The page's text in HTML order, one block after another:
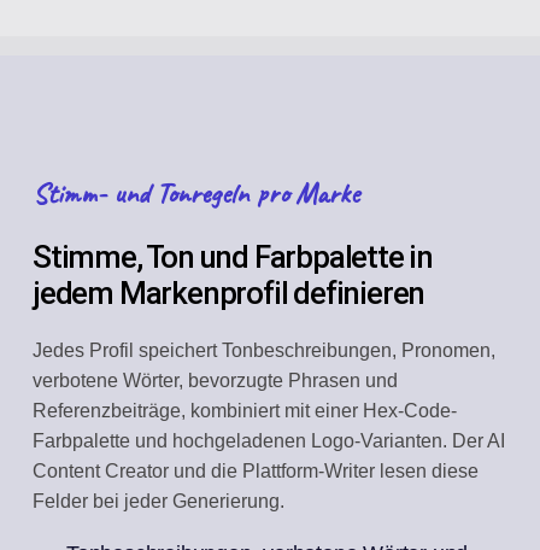
Stimm- und Tonregeln pro Marke
Stimme, Ton und Farbpalette in
jedem Markenprofil definieren
Jedes Profil speichert Tonbeschreibungen, Pronomen,
verbotene Wörter, bevorzugte Phrasen und
Referenzbeiträge, kombiniert mit einer Hex-Code-
Farbpalette und hochgeladenen Logo-Varianten. Der AI
Content Creator und die Plattform-Writer lesen diese
Felder bei jeder Generierung.